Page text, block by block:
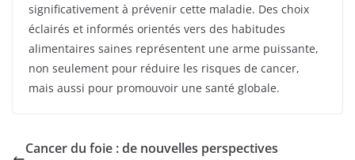
significativement à prévenir cette maladie. Des choix
éclairés et informés orientés vers des habitudes
alimentaires saines représentent une arme puissante,
non seulement pour réduire les risques de cancer,
mais aussi pour promouvoir une santé globale.
Cancer du foie : de nouvelles perspectives